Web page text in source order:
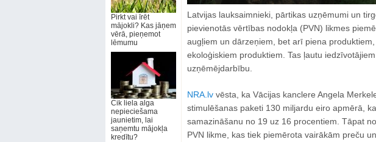
Pirkt vai īrēt
mājokli? Kas jāņem
vērā, pieņemot
lēmumu
Cik liela alga
nepieciešama
jaunietim, lai
saņemtu mājokļa
kredītu?
Latvijas lauksaimnieki, pārtikas uzņēmumi un
pievienotās vērtības nodokļa (PVN) likmes
augļiem un dārzeņiem, bet arī piena
ekoloģiskiem produktiem. Tas ļautu
uzņēmējdarbību.
NRA.lvvēsta, ka Vācijas kanclere Angela
stimulēšanas paketi 130 miljardu eiro apmērā,
samazināšanu no 19 uz 16 procentiem. Tāpat
PVN likme, kas tiek piemērota vairākām preču